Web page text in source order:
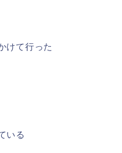
けて行った
いる